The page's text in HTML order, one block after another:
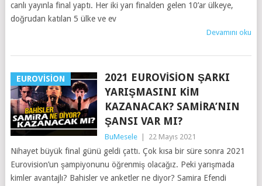
canlı yayınla final yaptı. Her iki yarı finalden gelen 10’ar ülkeye,
doğrudan katılan 5 ülke ve ev
Devamını oku
EUROVISION
2021 EUROVISION ŞARKI
YARIŞMASINI KIM
KAZANACAK? SAMIRA’NIN
ŞANSI VAR MI?
BuMesele 22 Mayıs 2021
Nihayet büyük final günü geldi çattı. Çok kısa bir süre sonra 2021
Eurovision’un şampiyonunu öğrenmiş olacağız. Peki yarışmada
kimler avantajlı? Bahisler ve anketler ne diyor? Samira Efendi